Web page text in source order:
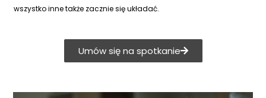
wszystko inne także zacznie się układać.
Umów się na spotkanie